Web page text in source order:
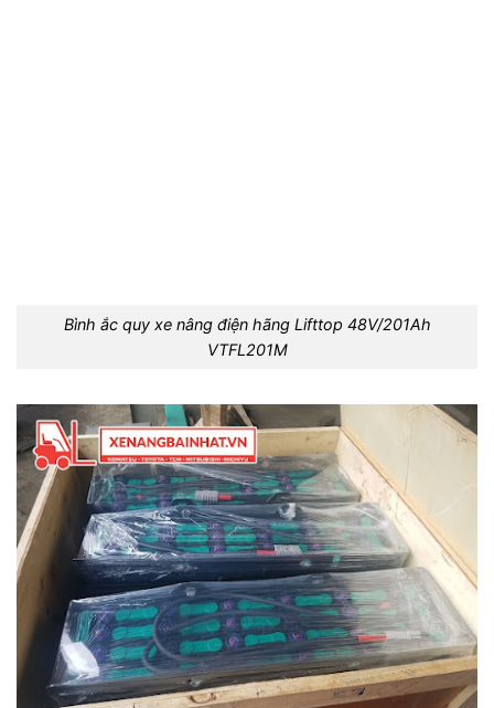
Bình ắc quy xe nâng điện hãng Lifttop 48V/201Ah
VTFL201M